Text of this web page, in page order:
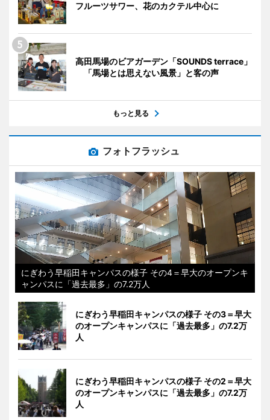
フルーツサワー、花のカクテル中心に
高田馬場のビアガーデン「SOUNDS terrace」
「馬場とは思えない風景」と客の声
もっと見る
フォトフラッシュ
にぎわう早稲田キャンパスの様子 その4＝早大のオープンキ
ャンパスに「過去最多」の7.2万人
にぎわう早稲田キャンパスの様子 その3＝早大
のオープンキャンパスに「過去最多」の7.2万
人
にぎわう早稲田キャンパスの様子 その2＝早大
のオープンキャンパスに「過去最多」の7.2万
人